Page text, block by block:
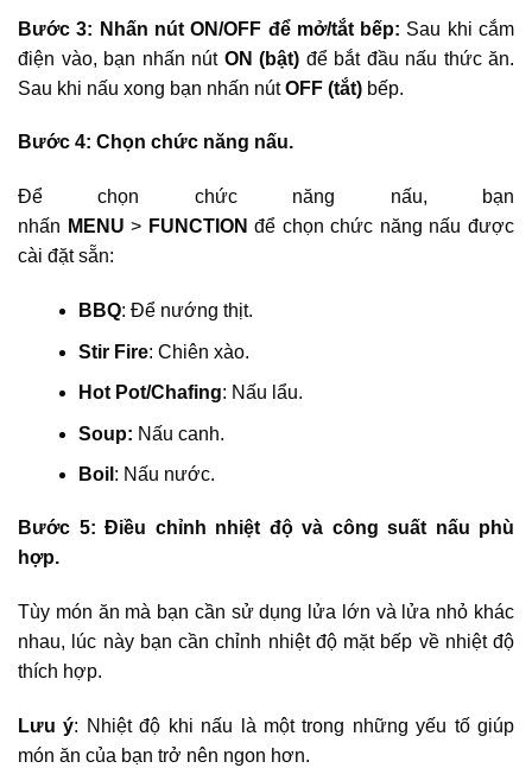
Bước 3: Nhấn nút ON/OFF để mở/tắt bếp: Sau khi cắm
điện vào, bạn nhấn nút ON (bật) để bắt đầu nấu thức ăn.
Sau khi nấu xong bạn nhấn nútOFF (tắt) bếp.
Bước 4: Chọn chức năng nấu.
Để chọn chức năng nấu, bạn
nhấn MENU > FUNCTION để chọn chức năng nấu được
cài đặt sẵn:
BBQ: Để nướng thịt.
Stir Fire: Chiên xào.
Hot Pot/Chafing: Nấu lẩu.
Soup: Nấu canh.
Boil : Nấu nước.
Bước 5: Điều chỉnh nhiệt độ và công suất nấu phù
hợp.
Tùy món ăn mà bạn cần sử dụng lửa lớn và lửa nhỏ khác
nhau, lúc này bạn cần chỉnh nhiệt độ mặt bếp về nhiệt độ
thích hợp.
Lưu ý: Nhiệt độ khi nấu là một trong những yếu tố giúp
món ăn của bạn trở nên ngon hơn.